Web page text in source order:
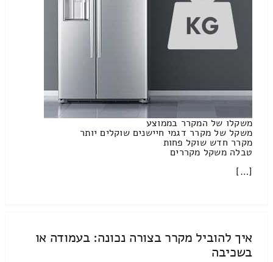
משקלו של המקרר בממוצע
משקל של מקרר דגמי חיישנים שוקלים יותר
מקרר חדש שוקל פחות
טבלה משקל מקררים
[…]
איך להוביל מקרר בצורה נכונה: בעמודה או
בשכיבה